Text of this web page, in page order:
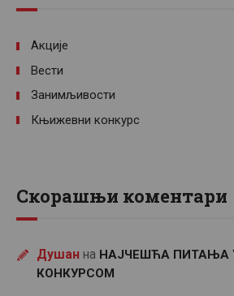
Акције
Вести
Занимљивости
Књижевни конкурс
Скорашњи коментари
Душан на НАЈЧЕШЋА ПИТАЊА
КОНКУРСОМ